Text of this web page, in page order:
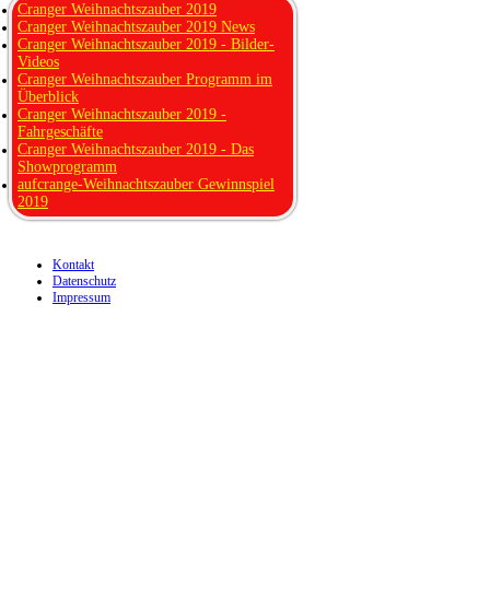
Cranger Weihnachtszauber 2019
Cranger Weihnachtszauber 2019 News
Cranger Weihnachtszauber 2019 - Bilder-
Videos
Cranger Weihnachtszauber Programm im
Überblick
Cranger Weihnachtszauber 2019 -
Fahrgeschäfte
Cranger Weihnachtszauber 2019 - Das
Showprogramm
aufcrange-Weihnachtszauber Gewinnspiel
2019
Kontakt
Datenschutz
Impressum